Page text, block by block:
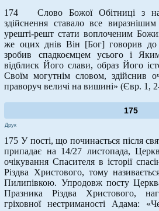
174 Слово Божої Обітниці з
здійснення ставало все
урешті-решт стати воплоченим
же оцих днів Він [Бог] говорив
зробив спадкоємцем усього і
відблиск Його слави, образ Його
Своїм могутнім словом, здійснив
праворуч величі на вишині» (Євр. 1,
175
Друк
175 У пості, що починається після
припадає на 14/27 листопада,
очікування Спасителя в історії
Різдва Христового, тому
Пилипівкою. Упродовж посту
Празника Різдва Христового,
гріховної нестриманості Адама: